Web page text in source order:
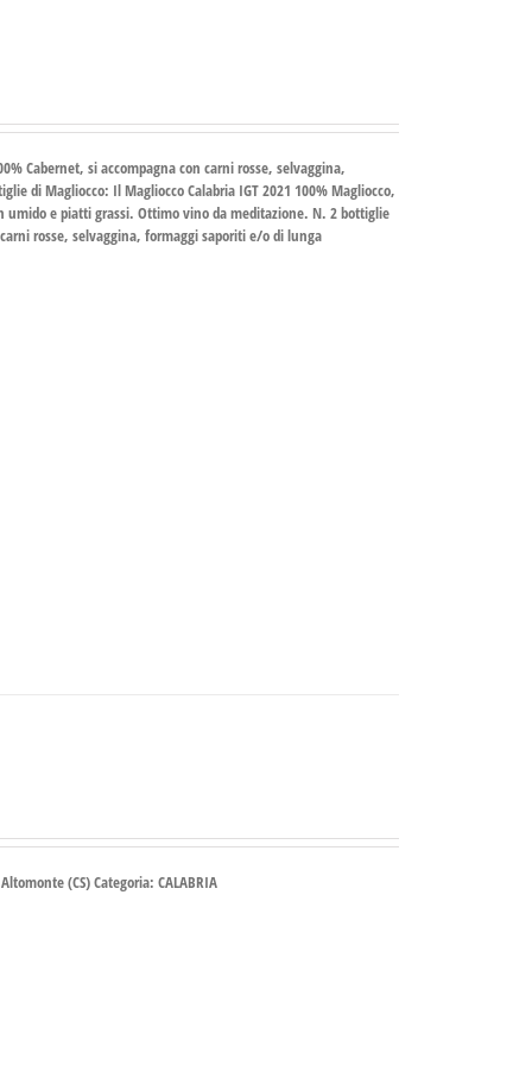
Cabernet, si accompagna con carni rosse, selvaggina,
di Magliocco: Il Magliocco Calabria IGT 2021 100% Magliocco,
umido e piatti grassi. Ottimo vino da meditazione.N. 2 bottiglie
rosse, selvaggina, formaggi saporiti e/o di lunga
(CS) Categoria: CALABRIA